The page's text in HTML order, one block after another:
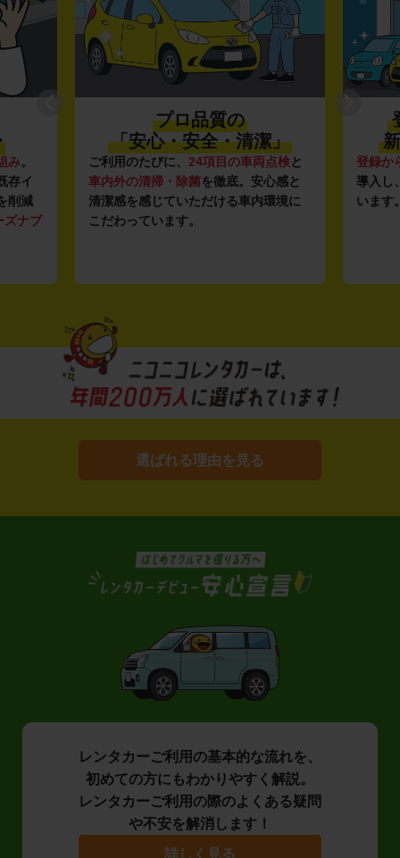
み。
存イ
削減
ズナブ
プロ品質の
「安心・安全・清潔」
ご利用のたびに、 24項目の車両点検と
車内外の清掃・除菌を徹底。安心感と
清潔感を感じていただける車内環境に
こだわっています。
登録か
導入し
います
選ばれる理由を見る
レンタカーご利用の基本的な流れを、
初めての方にもわかりやすく解説。
レンタカーご利用の際のよくある疑問
や不安を解消します！
詳しく見る